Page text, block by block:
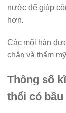
nước để giúp
hơn.
Các mối hàn
chắn và thẩm
Thông số
thổi có